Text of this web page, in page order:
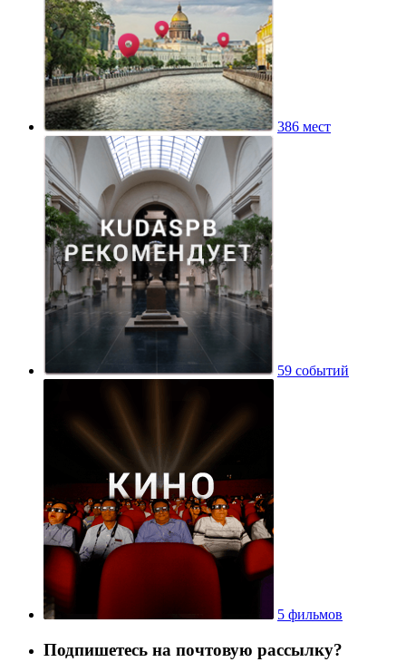
386 мест
59 событий
5 фильмов
Подпишетесь на почтовую рассылку?